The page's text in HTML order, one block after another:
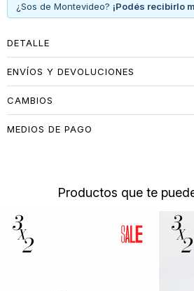
¿Sos de Montevideo? ¡Podés recibirlo
DETALLE
ENVÍOS Y DEVOLUCIONES
CAMBIOS
MEDIOS DE PAGO
Productos que te